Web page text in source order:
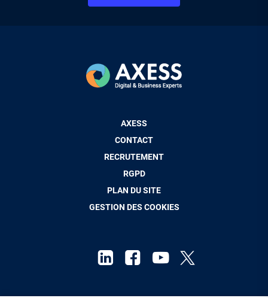
AXESS
CONTACT
RECRUTEMENT
RGPD
PLAN DU SITE
GESTION DES COOKIES